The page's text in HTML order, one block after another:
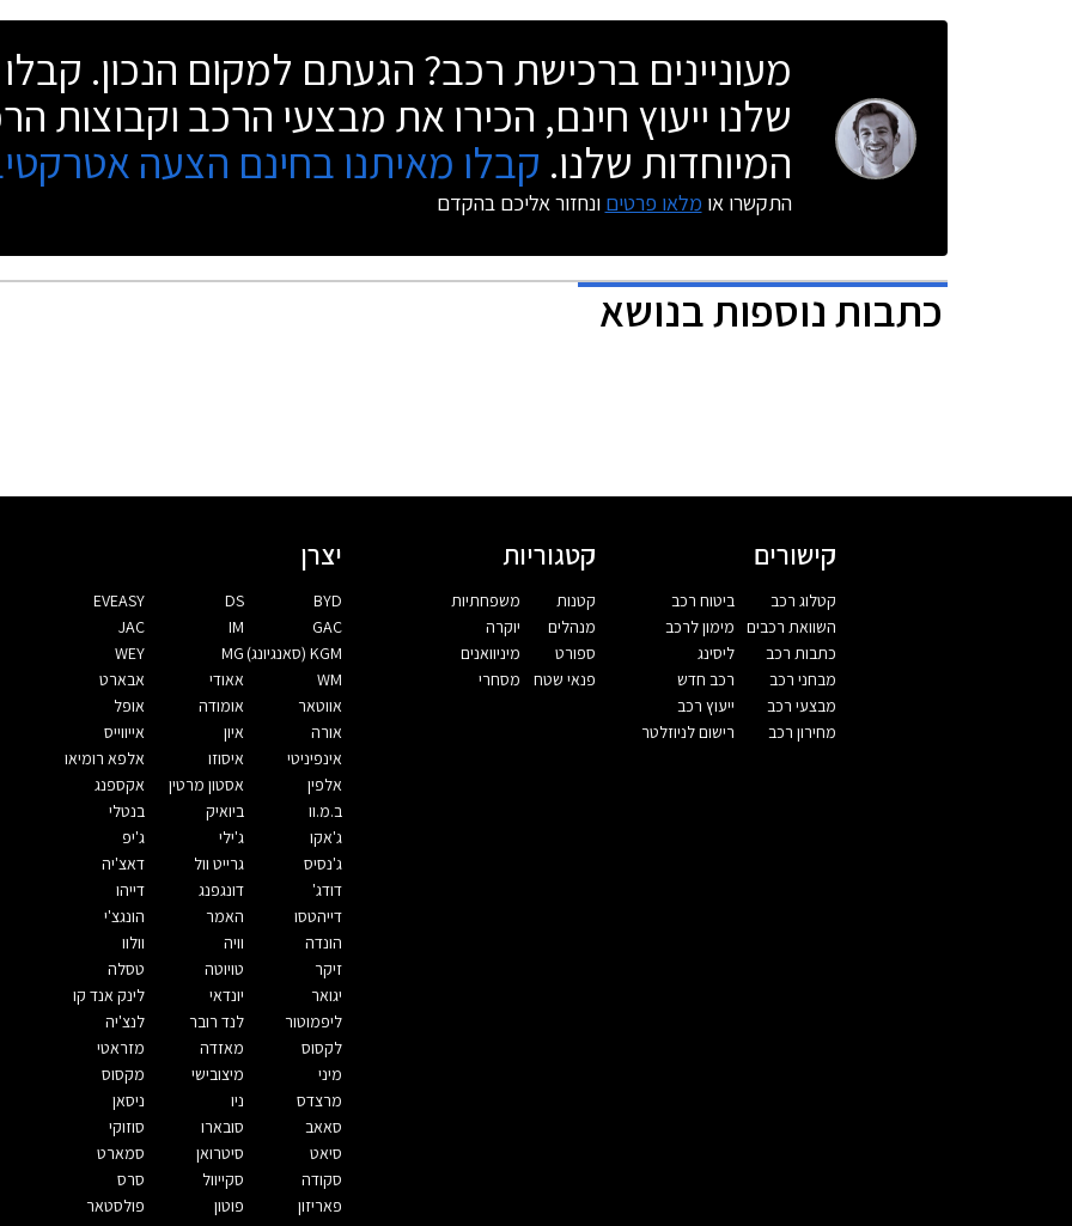
מעוניינים ברכישת רכב? הגעתם למקום הנכון.
שלנו ייעוץ חינם, הכירו את מבצעי הרכב וקבוצות
המיוחדות שלנו. קבלו מאיתנו בחינם הצעה
התקשרו או מלאו פרטים ונחזור אליכם בהקדם
כתבות נוספות בנושא
קישורים
קטלוג רכב
השוואת רכבים
כתבות רכב
מבחני רכב
מבצעי רכב
מחירון רכב
ביטוח רכב
מימון לרכב
ליסינג
רכב חדש
ייעוץ רכב
רישום לניוזלטר
קטגוריות
קטנות
מנהלים
ספורט
פנאי שטח
משפחתיות
יוקרה
מיניוואנים
מסחרי
יצרן
BYD
DS
EVEASY
GAC
IM
JAC
KGM (סאנגיונג)
MG
WEY
WM
אאודי
אבארט
אווטאר
אומודה
אופל
אורה
איון
אייווייס
אינפיניטי
איסוזו
אלפא רומיאו
אלפין
אסטון מרטין
אקספנג
ב.מ.וו
ביואיק
בנטלי
ג'אקו
ג'ילי
ג'יפ
ג'נסיס
גרייט וול
דאצ'יה
דודג'
דונגפנג
דייהו
דייהטסו
האמר
הונגצ'י
הונדה
וויה
וולוו
זיקר
טויוטה
טסלה
יגואר
יונדאי
לינק אנד קו
ליפמוטור
לנד רובר
לנצ'יה
לקסוס
מאזדה
מזראטי
מיני
מיצובישי
מקסוס
מרצדס
ניו
ניסאן
סאאב
סובארו
סוזוקי
סיאט
סיטרואן
סמארט
סקודה
סקייוול
סרס
פאריזון
פוטון
פולסטאר